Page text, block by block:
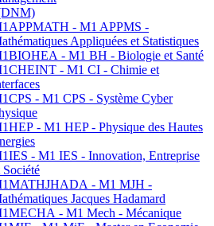
- M1 APPMS -
Appliquées et Statistiques
- M1 BH - Biologie et Santé
- M1 CI - Chimie et
- M1 CPS - Système Cyber
- M1 HEP - Physique des Hautes
- M1 IES - Innovation, Entreprise
Société
- M1 MJH -
Jacques Hadamard
- M1 Mech - Mécanique